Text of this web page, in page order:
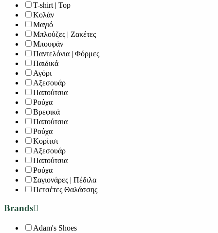
T-shirt | Top
Κολάν
Μαγιό
Μπλούζες | Ζακέτες
Μπουφάν
Παντελόνια | Φόρμες
Παιδικά
Αγόρι
Αξεσουάρ
Παπούτσια
Ρούχα
Βρεφικά
Παπούτσια
Ρούχα
Κορίτσι
Αξεσουάρ
Παπούτσια
Ρούχα
Σαγιονάρες | Πέδιλα
Πετσέτες Θαλάσσης
Brands
Adam's Shoes